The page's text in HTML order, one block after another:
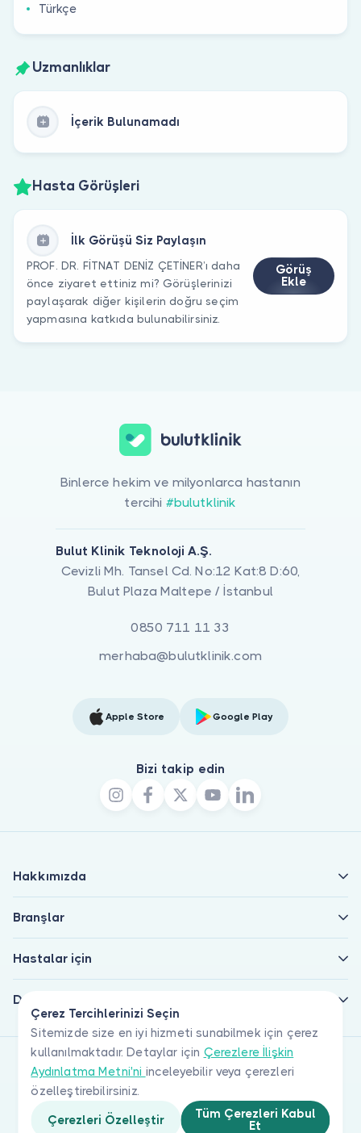
Türkçe
Uzmanlıklar
İçerik Bulunamadı
Hasta Görüşleri
İlk Görüşü Siz Paylaşın
PROF. DR. FİTNAT DENİZ ÇETİNER’ı daha
önce ziyaret ettiniz mi? Görüşlerinizi
paylaşarak diğer kişilerin doğru seçim
yapmasına katkıda bulunabilirsiniz.
Görüş
Ekle
Çerez Tercihlerinizi Seçin
Sitemizde size en iyi hizmeti sunabilmek için çerez
kullanılmaktadır. Detaylar için Çerezlere İlişkin
Aydınlatma Metni'ni inceleyebilir veya çerezleri
özelleştirebilirsiniz.
Çerezleri Özelleştir
Tüm Çerezleri Kabul
Et
Binlerce hekim ve milyonlarca hastanın
tercihi #bulutklinik
Bulut Klinik Teknoloji A.Ş.
Cevizli Mh. Tansel Cd. No:12 Kat:8 D:60,
Bulut Plaza Maltepe / İstanbul
0850 711 11 33
merhaba@bulutklinik.com
Apple Store Google Play
Bizi takip edin
Hakkımızda
Branşlar
Hastalar için
Doktorlar için